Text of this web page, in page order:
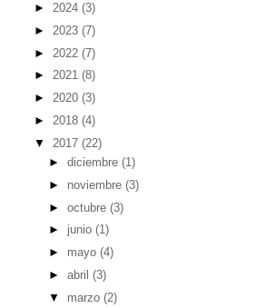
► 2024 (3)
► 2023 (7)
► 2022 (7)
► 2021 (8)
► 2020 (3)
► 2018 (4)
▼ 2017 (22)
► diciembre (1)
► noviembre (3)
► octubre (3)
► junio (1)
► mayo (4)
► abril (3)
▼ marzo (2)